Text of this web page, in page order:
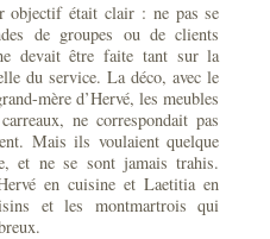
objectif était clair : ne pas se
de groupes ou de clients
devait être faite tant sur la
du service. La déco, avec le
mère d’Hervé, les meubles
ne correspondait pas
Mais ils voulaient quelque
et ne se sont jamais trahis.
en cuisine et Laetitia en
et les montmartrois qui